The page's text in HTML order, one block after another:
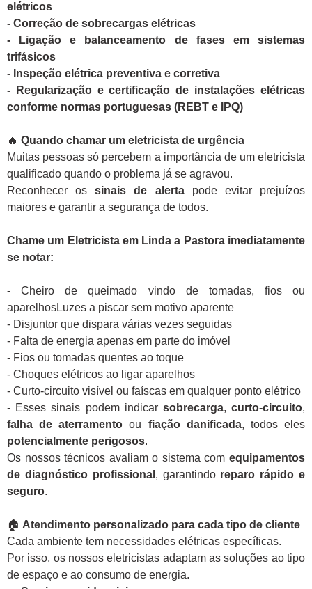
elétricos
- Correção de sobrecargas elétricas
- Ligação e balanceamento de fases em sistemas
trifásicos
- Inspeção elétrica preventiva e corretiva
- Regularização e certificação de instalações elétricas
conforme normas portuguesas (REBT e IPQ)
🔥 Quando chamar um eletricista de urgência
Muitas pessoas só percebem a importância de um eletricista
qualificado quando o problema já se agravou.
Reconhecer ossinais de alertapode evitar prejuízos
maiores e garantir a segurança de todos.
Chame um Eletricista em Linda a Pastora imediatamente
se notar:
-Cheiro de queimado vindo de tomadas, fios ou
aparelhosLuzes a piscar sem motivo aparente
- Disjuntor que dispara várias vezes seguidas
- Falta de energia apenas em parte do imóvel
- Fios ou tomadas quentes ao toque
- Choques elétricos ao ligar aparelhos
- Curto-circuito visível ou faíscas em qualquer ponto elétrico
- Esses sinais podem indicar sobrecarga,curto-circuito,
falha de aterramento ou fiação danificada, todos eles
potencialmente perigosos.
Os nossos técnicos avaliam o sistema com equipamentos
de diagnóstico profissional , garantindo reparo rápido e
seguro.
🏠 Atendimento personalizado para cada tipo de cliente
Cada ambiente tem necessidades elétricas específicas.
Por isso, os nossos eletricistas adaptam as soluções ao tipo
de espaço e ao consumo de energia.